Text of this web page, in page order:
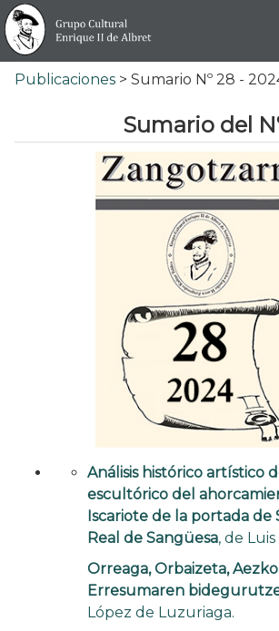
Publicaciones > Sumario Nº 28 -
Sumario del
Análisis histórico artístico
escultórico del
Iscariote de la portada de
Real de Sangüesa, de
Orreaga, Orbaizeta,
Erresumaren
López de Luzuriaga.